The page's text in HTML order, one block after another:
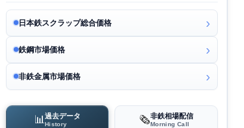
日本鉄スクラップ総合価格
鉄鋼市場価格
非鉄金属市場価格
📊 過去データ
History 🗞️非鉄相場配信
Morning Call